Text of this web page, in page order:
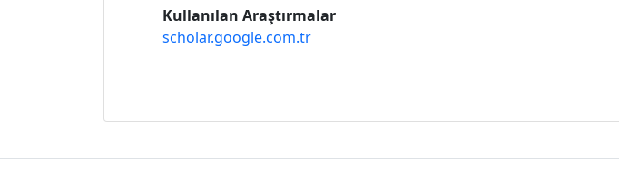
Kullanılan Araştırmalar
scholar.google.com.tr